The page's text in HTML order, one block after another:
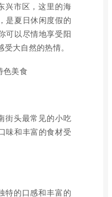
兴市区，这里的海
是夏日休闲度假的
可以尽情地享受阳
大自然的热情。
色美食
街头最常见的小吃
味和丰富的食材受
特的口感和丰富的